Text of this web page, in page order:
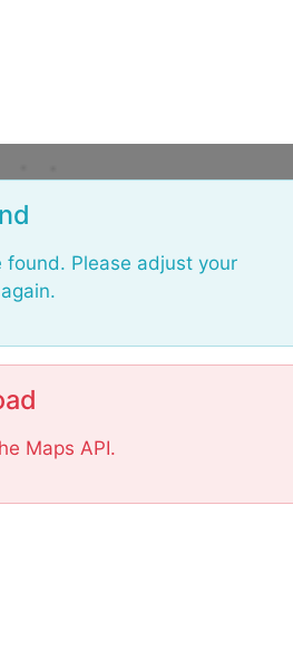
found. Please adjust your
Maps API.